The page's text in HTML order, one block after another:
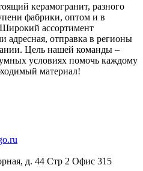
керамогранит, разного
фабрики, оптом и в
ассортимент
адресная, отправка в регионы
Цель нашей команды –
условиях помочь каждому
материал!
д. 44 Стр 2 Офис 315